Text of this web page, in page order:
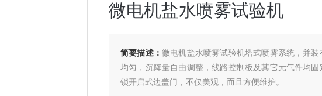
微电机盐水喷雾试验机
简要描述： 微电机盐水喷雾试验机塔式喷雾系统，并
均匀，沉降量自由调整，线路控制板及其它元气件均
锁开启式边盖门，不仅美观，而且方便维护。